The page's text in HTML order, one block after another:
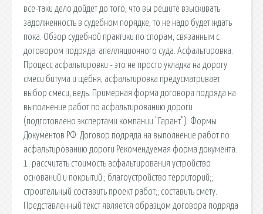
все-таки дело дойдет до того, что вы решите взыскивать
задолженность в судебном порядке, то не надо будет ждать
пока. Обзор судебной практики по спорам, связанным с
договором подряда. апелляционного суда. Асфальтировка.
Процесс асфальтировки - это не просто укладка на дорогу
смеси битума и щебня, асфальтировка предусматривает
выбор смеси, ведь. Примерная форма договора подряда на
выполнение работ по асфальтированию дороги
(подготовлено экспертами компании "Гарант"). Формы
Документов РФ: Договор подряда на выполнение работ по
асфальтированию дороги Рекомендуемая форма документа.
1. рассчитать стоимость асфальтирования устройство
оснований и покрытий;; благоустройство территорий;;
строительный составить проект работ;; составить смету.
Представленный текст является образцом договора подряда